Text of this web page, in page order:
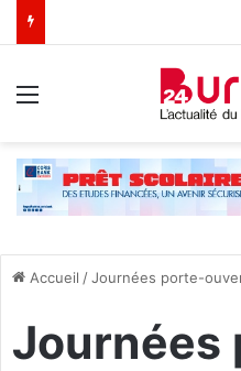
Accueil /Journées porte-
Journées